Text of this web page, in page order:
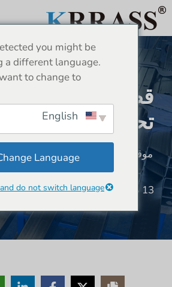
انتقل
المحتوى
قطع الأنابيب
تحتاج إلى معرفته
موقع: »قطع الأنابيب
13 ديسمبر 2024
794 مشاهدة
you might be
a different language.
to change to:
Language
do not switch language